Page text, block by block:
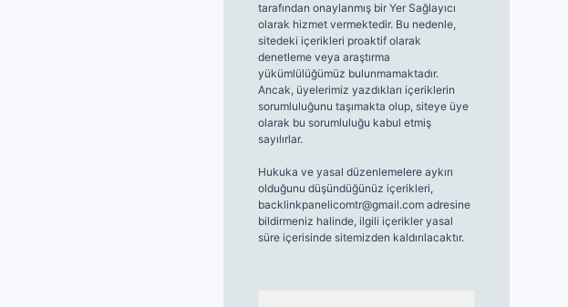
tarafından onaylanmış bir Yer Sağlayıcı
olarak hizmet vermektedir. Bu nedenle,
sitedeki içerikleri proaktif olarak
denetleme veya araştırma
yükümlülüğümüz bulunmamaktadır.
Ancak, üyelerimiz yazdıkları içeriklerin
sorumluluğunu taşımakta olup, siteye üye
olarak bu sorumluluğu kabul etmiş
sayılırlar.
Hukuka ve yasal düzenlemelere aykırı
olduğunu düşündüğünüz içerikleri,
backlinkpanelicomtr@gmail.comadresine
bildirmeniz halinde, ilgili içerikler yasal
süre içerisinde sitemizden kaldırılacaktır.